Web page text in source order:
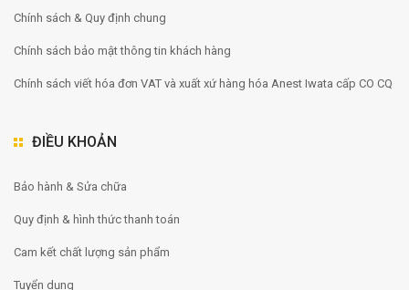
Chính sách & Quy định chung
Chính sách bảo mật thông tin khách hàng
Chính sách viết hóa đơn VAT và xuất xứ hàng hóa Anest Iwata cấp CO CQ
ĐIỀU KHOẢN
Bảo hành & Sửa chữa
Quy định & hình thức thanh toán
Cam kết chất lượng sản phẩm
Tuyển dụng